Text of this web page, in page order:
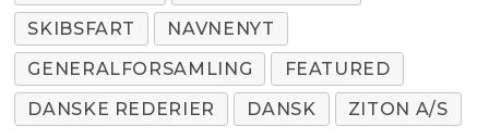
SKIBSFART
NAVNENYT
GENERALFORSAMLING
FEATURED
DANSKE REDERIER
DANSK ZITON A/S